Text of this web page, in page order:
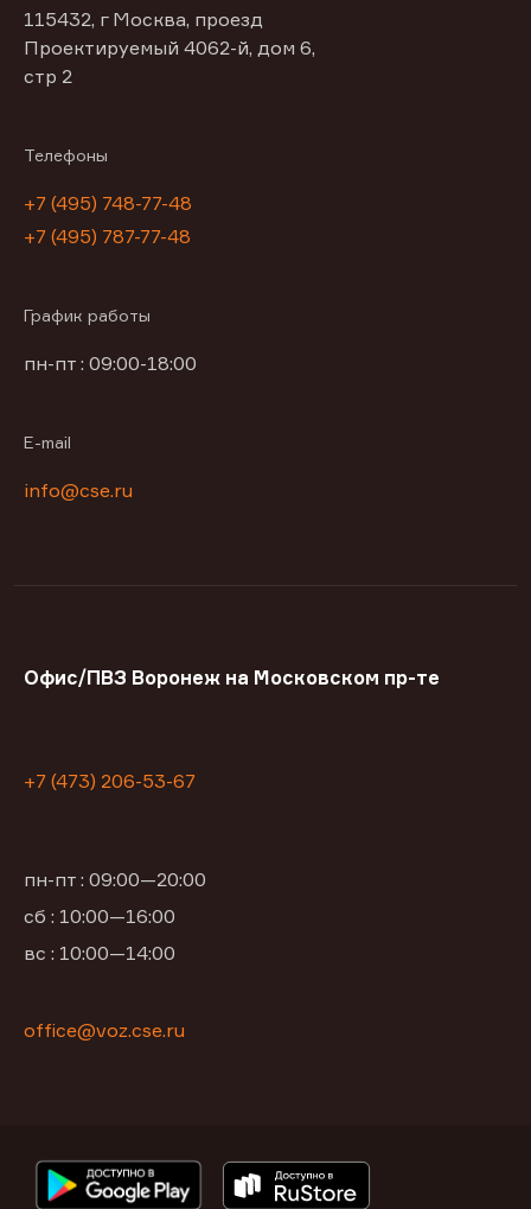
115432, г Москва, проезд
Проектируемый 4062-й, дом 6,
стр 2
Телефоны
+7 (495) 748-77-48
+7 (495) 787-77-48
График работы
пн-пт : 09:00-18:00
E-mail
info@cse.ru
Офис/ПВЗ Воронеж на Московском пр-те
+7 (473) 206-53-67
пн-пт : 09:00—20:00
сб : 10:00—16:00
вс : 10:00—14:00
office@voz.cse.ru